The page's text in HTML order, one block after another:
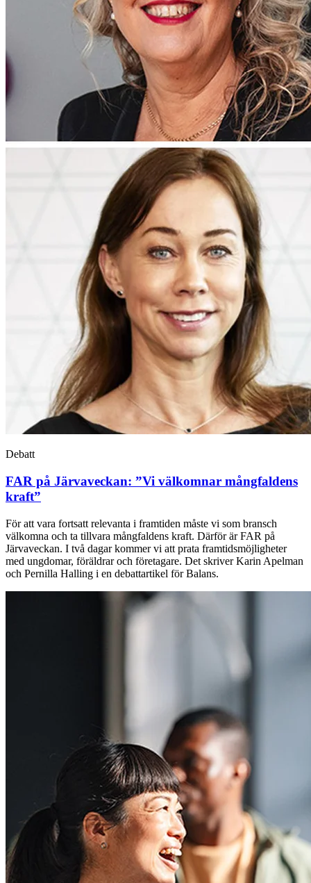
Debatt
FAR på Järvaveckan: ”Vi välkomnar mångfaldens
kraft”
För att vara fortsatt relevanta i framtiden måste vi som bransch
välkomna och ta tillvara mångfaldens kraft. Därför är FAR på
Järvaveckan. I två dagar kommer vi att prata framtidsmöjligheter
med ungdomar, föräldrar och företagare. Det skriver Karin Apelman
och Pernilla Halling i en debattartikel för Balans.